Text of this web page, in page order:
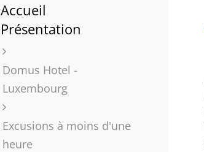
Accueil
Présentation
Domus Hotel -
Luxembourg
Excusions à moins d'une
heure